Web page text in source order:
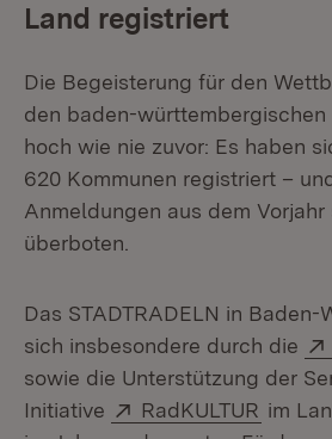
Land registriert
Die Begeisterung für den
den baden-württembergischen
hoch wie nie zuvor: Es haben
620 Kommunen registriert –
Anmeldungen aus dem
überboten.
Das STADTRADELN in
sich insbesondere durch die
sowie die Unterstützung der
Initiative
Extern:
RadKULTUR im